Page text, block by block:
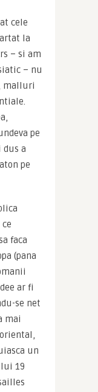
cele
la
– si am
– nu
malluri
pe
dus a
pe
faca
(pana
ar fi
se net
mai
un
19